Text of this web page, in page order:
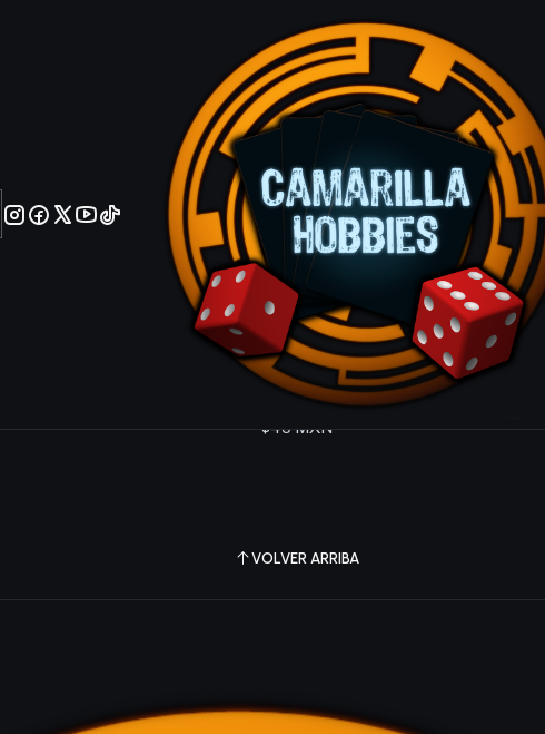
CT04-EN003 KONAMI
Hero - Plasma - CT04-EN003 - Secret Rare
$465 MXN
CT04-EN003|KONAMI
Destiny Hero - Plasma - CT04-EN003 - Secret
$465 MXN
CT04-EN002|KONAMI
Crystal Beast Sapphire Pegasus - CT04-EN002 -
$40 MXN
VOLVER ARRIBA